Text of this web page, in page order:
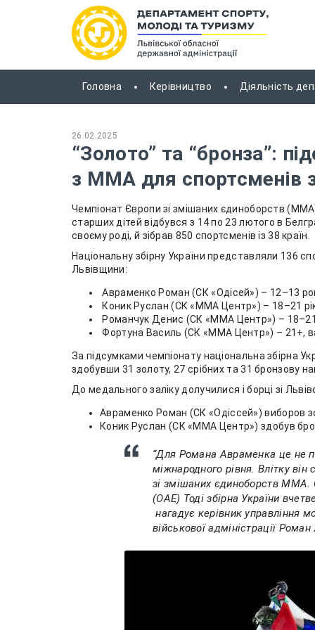
Головна Керівництво Діяльність
26.02.2025
“Золото” та “бронза”:
з ММА для спортсменів
Чемпіонат Європи зі змішаних єдиноборств
старших дітей відбувся з 14 по 23 лютого в
своєму роді, й зібрав 850 спортсменів із 38 країн.
Національну збірну України представляли 136
Львівщини:
Авраменко Роман (СК «Одісей») – 12–13
Коник Руслан (СК «ММА Центр») – 18–21
Романчук Денис (СК «ММА Центр») – 18–21
Фортуна Василь (СК «ММА Центр») – 21+,
За підсумками чемпіонату національна збірна
здобувши 31 золоту, 27 срібних та 31 бронзову
До медального заліку долучилися і борці зі
Авраменко Роман (СК «Одіссей») виборов
Коник Руслан (СК «ММА Центр») здобув
“Для Романа Авраменка це не
міжнародного рівня. Влітку
зі змішаних єдиноборств ММА.
(ОАЕ) Тоді збірна України
нагадує керівник управління
військової адміністрації Роман